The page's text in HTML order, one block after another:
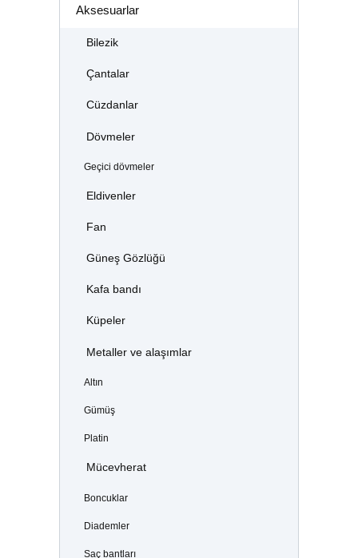
Aksesuarlar
Bilezik
Çantalar
Cüzdanlar
Dövmeler
Geçici dövmeler
Eldivenler
Fan
Güneş Gözlüğü
Kafa bandı
Küpeler
Metaller ve alaşımlar
Altın
Gümüş
Platin
Mücevherat
Boncuklar
Diademler
Saç bantları